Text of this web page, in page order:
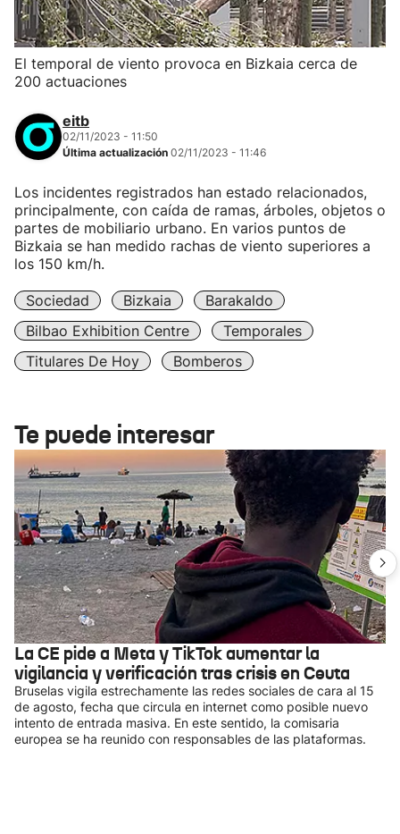
El temporal de viento provoca en Bizkaia cerca de
200 actuaciones
eitb
02/11/2023 - 11:50
Última actualización 02/11/2023 - 11:46
Los incidentes registrados han estado relacionados,
principalmente, con caída de ramas, árboles, objetos o
partes de mobiliario urbano. En varios puntos de
Bizkaia se han medido rachas de viento superiores a
los 150 km/h.
Sociedad Bizkaia
Barakaldo
Bilbao Exhibition Centre
Temporales
Titulares De Hoy
Bomberos
Te puede interesar
La CE pide a Meta y TikTok aumentar la
vigilancia y verificación tras crisis en Ceuta
Bruselas vigila estrechamente las redes sociales de cara al 15
de agosto, fecha que circula en internet como posible nuevo
intento de entrada masiva. En este sentido, la comisaria
europea se ha reunido con responsables de las plataformas.